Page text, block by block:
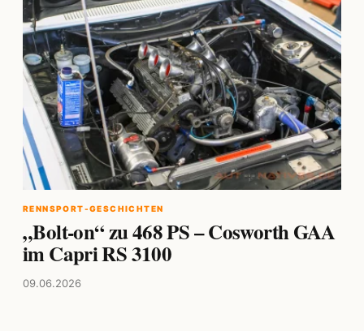
RENNSPORT-GESCHICHTEN
„Bolt-on“ zu 468 PS – Cosworth GAA
im Capri RS 3100
09.06.2026